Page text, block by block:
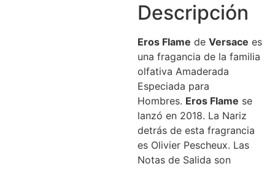
Descripción
Eros Flame de Versace es
una fragancia de la familia
olfativa Amaderada
Especiada para
Hombres. Eros Flame se
lanzó en 2018. La Nariz
detrás de esta fragrancia
es Olivier Pescheux. Las
Notas de Salida son